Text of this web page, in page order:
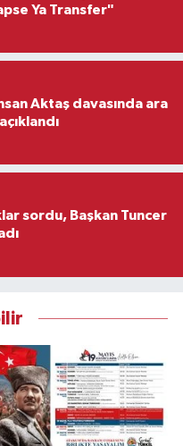
Ya Transfer"
Aktaş davasında ara
sordu, Başkan Tuncer